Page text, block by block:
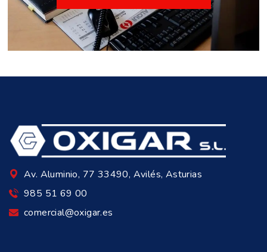
Av. Aluminio, 77 33490, Avilés, Asturias
985 51 69 00
comercial@oxigar.es